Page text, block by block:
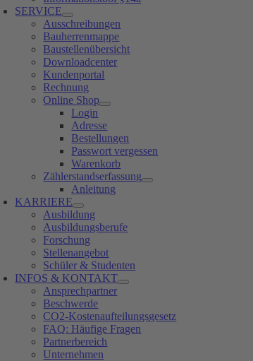
SERVICE
Ausschreibungen
Bauherrenmappe
Baustellenübersicht
Downloadcenter
Kundenportal
Rechnung
Online Shop
Login
Adresse
Bestellungen
Passwort vergessen
Warenkorb
Zählerstandserfassung
Anleitung
KARRIERE
Ausbildung
Ausbildungsberufe
Forschung
Stellenangebot
Schüler & Studenten
INFOS & KONTAKT
Ansprechpartner
Beschwerde
CO2-Kostenaufteilungsgesetz
FAQ: Häufige Fragen
Partnerbereich
Unternehmen